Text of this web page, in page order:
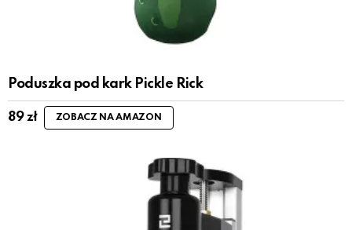
Poduszka pod kark Pickle Rick
89zł ZOBACZ NA AMAZON